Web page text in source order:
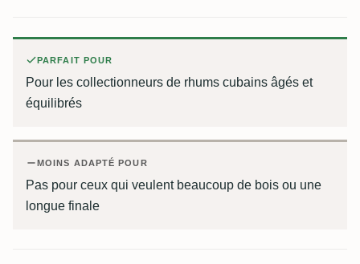
PARFAIT POUR
Pour les collectionneurs de rhums cubains âgés et
équilibrés
MOINS ADAPTÉ POUR
Pas pour ceux qui veulent beaucoup de bois ou une
longue finale